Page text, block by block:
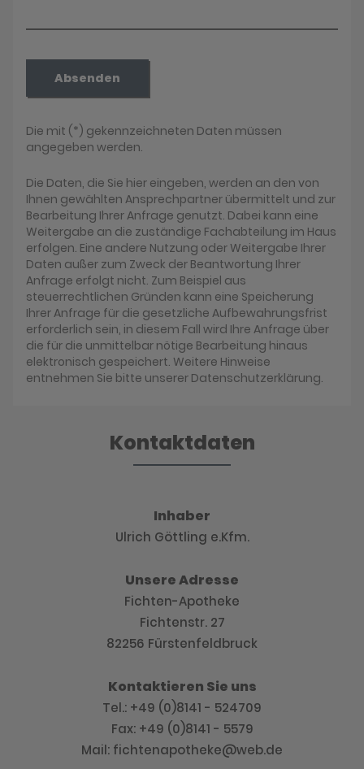
Absenden
Die mit (*) gekennzeichneten Daten müssen
angegeben werden.
Die Daten, die Sie hier eingeben, werden an den von
Ihnen gewählten Ansprechpartner übermittelt und zur
Bearbeitung Ihrer Anfrage genutzt. Dabei kann eine
Weitergabe an die zuständige Fachabteilung im Haus
erfolgen. Eine andere Nutzung oder Weitergabe Ihrer
Daten außer zum Zweck der Beantwortung Ihrer
Anfrage erfolgt nicht. Zum Beispiel aus
steuerrechtlichen Gründen kann eine Speicherung
Ihrer Anfrage für die gesetzliche Aufbewahrungsfrist
erforderlich sein, in diesem Fall wird Ihre Anfrage über
die für die unmittelbar nötige Bearbeitung hinaus
elektronisch gespeichert. Weitere Hinweise
entnehmen Sie bitte unserer Datenschutzerklärung.
Kontaktdaten
Inhaber
Ulrich Göttling e.Kfm.
Unsere Adresse
Fichten-Apotheke
Fichtenstr. 27
82256 Fürstenfeldbruck
Kontaktieren Sie uns
Tel.: +49 (0)8141 - 524709
Fax: +49 (0)8141 - 5579
Mail: fichtenapotheke@web.de